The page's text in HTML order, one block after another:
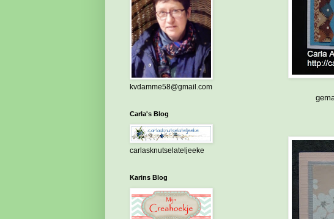
kvdamme58@gmail.com
Carla's Blog
carlasknutselateljeeke
Karins Blog